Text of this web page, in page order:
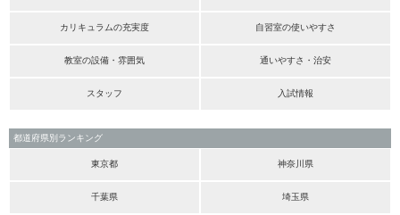
カリキュラムの充実度 自習室の使いやすさ
教室の設備・雰囲気 通いやすさ・治安
スタッフ 入試情報
都道府県別ランキング
東京都 神奈川県
千葉県 埼玉県